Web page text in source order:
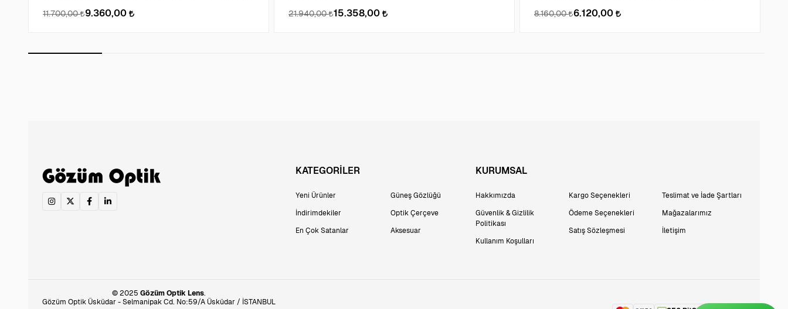
11.700,00 9.360,00 21.940,00 15.358,00 8.160,00 6.120,00
KATEGORİLER
Yeni Ürünler
İndirimdekiler
En Çok Satanlar
Güneş Gözlüğü
Optik Çerçeve
Aksesuar
KURUMSAL
Hakkımızda
Güvenlik & Gizlilik
Politikası
Kullanım Koşulları
Kargo Seçenekleri
Ödeme Seçenekleri
Satış Sözleşmesi
Teslimat ve İade Şartları
Mağazalarımız
İletişim
© 2025 Gözüm Optik Lens.
Gözüm Optik Üsküdar - Selmanipak Cd. No:59/A Üsküdar / İSTANBUL